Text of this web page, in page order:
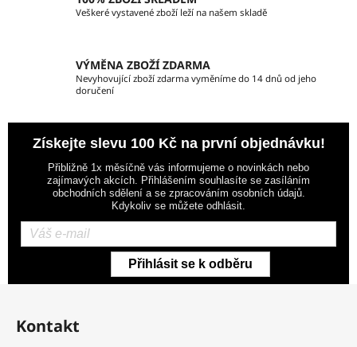
Veškeré vystavené zboží leží na našem skladě
VÝMĚNA ZBOŽÍ ZDARMA
Nevyhovující zboží zdarma vyměníme do 14 dnů od jeho
doručení
Získejte slevu 100 Kč na první objednávku!
Přibližně 1x měsíčně vás informujeme o novinkách nebo
zajímavých akcích. Přihlášením souhlasíte se zasíláním
obchodních sdělení a se zpracováním osobních údajů.
Kdykoliv se můžete odhlásit.
Přihlásit se k odběru
Z
Kontakt